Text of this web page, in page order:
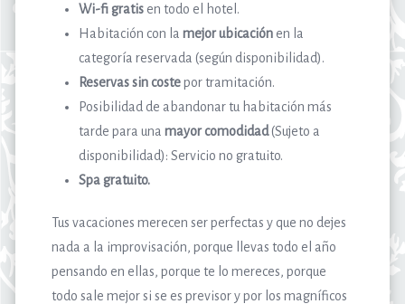
Wi-fi gratis en todo el hotel.
Habitación con lamejor ubicación en la
categoría reservada (según disponibilidad).
Reservas sin costepor tramitación.
Posibilidad de abandonar tu habitación más
tarde para unamayor comodidad(Sujeto a
disponibilidad): Servicio no gratuito.
Spa gratuito.
Tus vacaciones merecen ser perfectas y que no dejes
nada a la improvisación, porque llevas todo el año
pensando en ellas, porque te lo mereces, porque
todo sale mejor si se es previsor y por los magníficos